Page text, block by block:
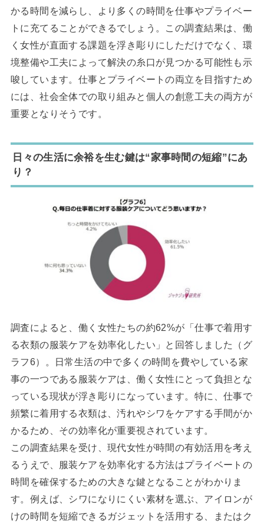
かる時間を減らし、より多くの時間を仕事やプライベー
トに充てることができるでしょう。この調査結果は、働
く女性が直面する課題を浮き彫りにしただけでなく、環
境整備や工夫によって解決の糸口が見つかる可能性も示
唆しています。仕事とプライベートの両立を目指すため
には、社会全体での取り組みと個人の創意工夫の両方が
重要となりそうです。
日々の生活に余裕を生む鍵は“家事時間の短縮”にあ
り？
調査によると、働く女性たちの約62%が「仕事で着用す
る衣類の服装ケアを効率化したい」と回答しました（グ
ラフ6）。日常生活の中で多くの時間を費やしている家
事の一つである服装ケアは、働く女性にとって負担とな
っている現状が浮き彫りになっています。特に、仕事で
頻繁に着用する衣類は、汚れやシワをケアする手間がか
かるため、その効率化が重要視されています。
この調査結果を受け、現代女性が時間の有効活用を考え
るうえで、服装ケアを効率化する方法はプライベートの
時間を確保するための大きな鍵となることがわかりま
す。例えば、シワになりにくい素材を選ぶ、アイロンが
けの時間を短縮できるガジェットを活用する、またはク